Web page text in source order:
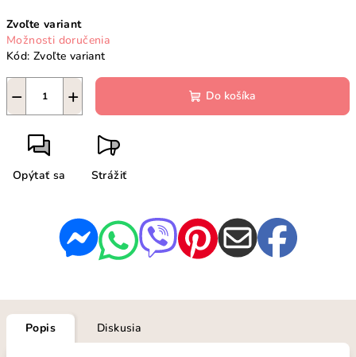
cena:
Zvoľte variant
Možnosti doručenia
Kód: Zvoľte variant
+
− Do košíka
Opýtať sa Strážiť
Popis Diskusia